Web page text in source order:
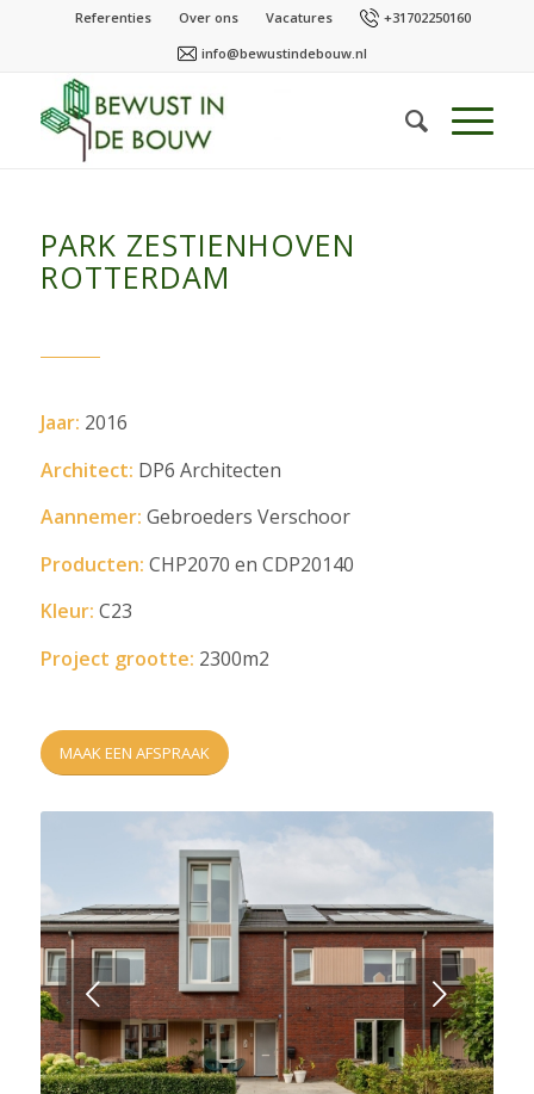
Referenties Over ons Vacatures
+31702250160
info@bewustindebouw.nl
PARK ZESTIENHOVEN
ROTTERDAM
Jaar: 2016
Architect: DP6 Architecten
Aannemer: Gebroeders Verschoor
Producten: CHP2070 en CDP20140
Kleur: C23
Project grootte: 2300m2
MAAK EEN AFSPRAAK
Next